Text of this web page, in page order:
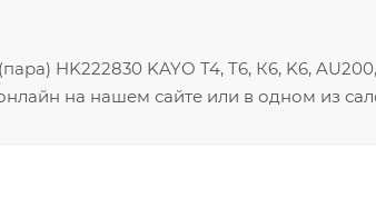
HK222830 KAYO T4, T6, К6, K6,
на нашем сайте или в одном из